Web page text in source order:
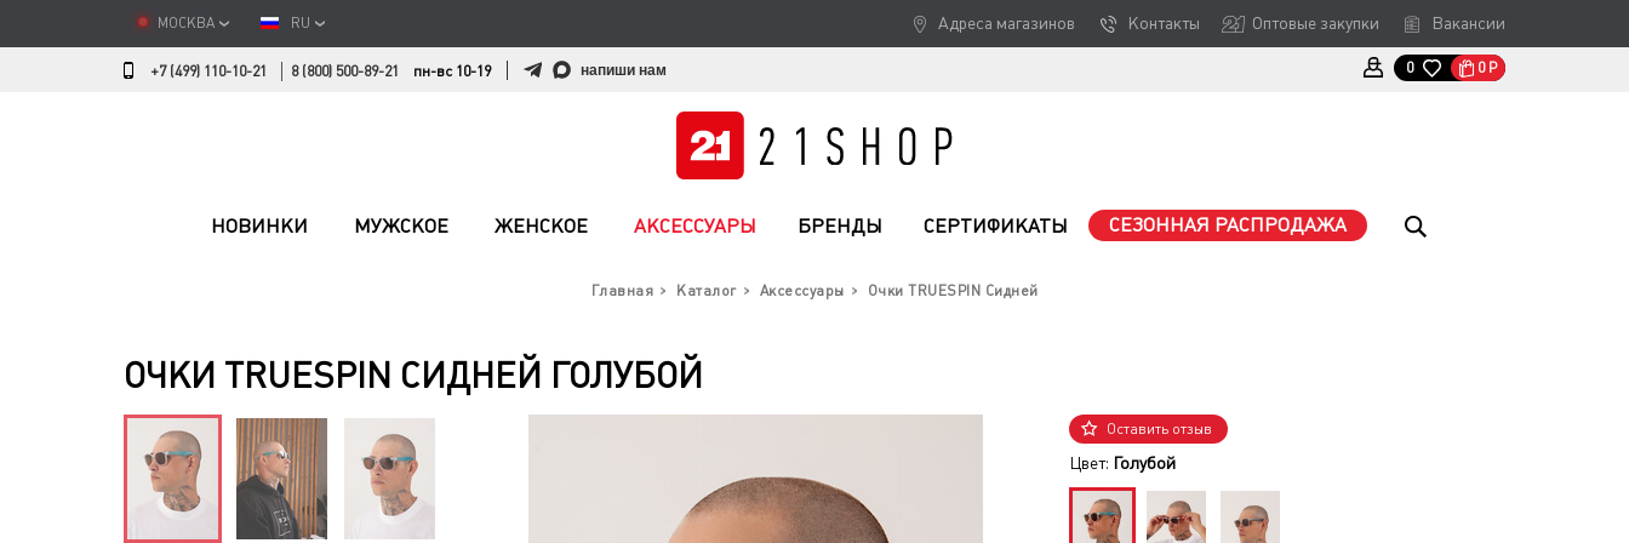
МОСКВА RU Адреса магазинов Контакты Оптовые закупки Вакансии
+7 (499) 110-10-21 8 (800) 500-89-21 пн-вс 10-19 напиши нам 0 0 Р
НОВИНКИ МУЖСКОЕ ЖЕНСКОЕ АКСЕССУАРЫ БРЕНДЫ СЕРТИФИКАТЫ СЕЗОННАЯ РАСПРОДАЖА
Главная Каталог Аксессуары Очки TRUESPIN Сидней
ОЧКИ TRUESPIN СИДНЕЙ ГОЛУБОЙ
Оставить отзыв
Цвет: Голубой